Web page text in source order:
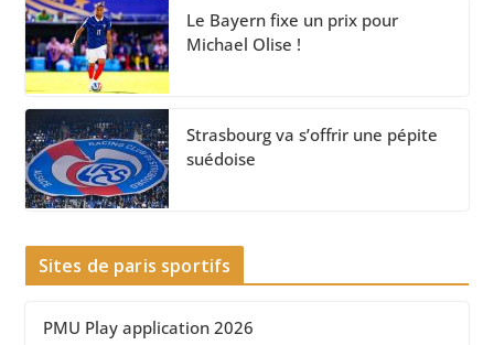
Le Bayern fixe un prix pour
Michael Olise !
Strasbourg va s’offrir une pépite
suédoise
Sites de paris sportifs
PMU Play application 2026